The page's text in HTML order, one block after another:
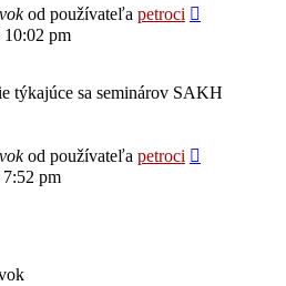
od používateľa petroci
10:02 pm
týkajúce sa seminárov SAKH
od používateľa petroci
pm